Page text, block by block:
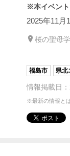
※本イベント
2025年11月
桜の聖母
福島市 県北
情報掲載日
※最新の情報と